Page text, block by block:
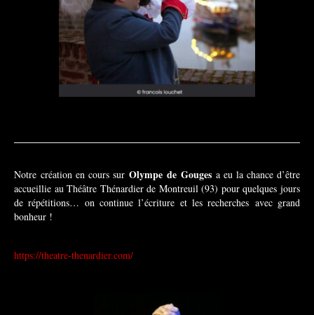
Notre création en cours surOlympe de Gouges a eu la chance d’être
accueillie au Théâtre Thénardier de Montreuil (93) pour quelques jours
de répétitions… on continue l’écriture et les recherches avec grand
bonheur !
https://theatre-thenardier.com/